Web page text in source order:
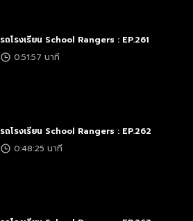
รถโรงเรียน School Rangers : EP.261
0:51:57 นาที
รถโรงเรียน School Rangers : EP.262
0:48:25 นาที